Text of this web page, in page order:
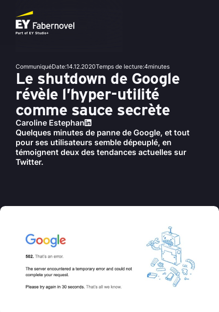
CommuniquéDate:14.12.2020Temps de lecture:4minutes
Le shutdown de Google
révèle l’hyper-utilité
comme sauce secrète
Caroline Estephan
Quelques minutes de panne de Google, et tout
pour ses utilisateurs semble dépeuplé, en
témoignent deux des tendances actuelles sur
Twitter.